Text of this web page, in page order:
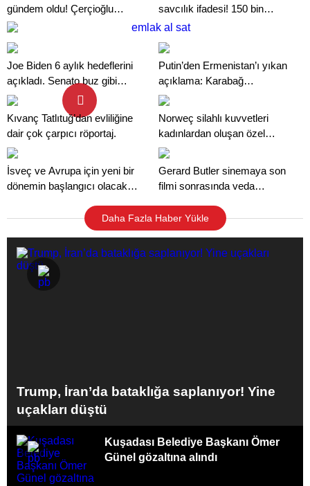
gündem oldu! Çerçioğlu
hakkında çok sayıda suç
savcılık ifadesi! 150 bin
dolarlık rüşvet iddiası soruldu
Joe Biden 6 aylık hedeflerini
açıkladı. Senato buz gibi…
Putin’den Ermenistan’ı yıkan
açıklama: Karabağ
Azerbaycan’ın ayrılmaz bir
Kıvanç Tatlıtuğ’dan evliliğine
dair çok çarpıcı röportaj.
Norweç silahlı kuvvetleri
kadınlardan oluşan özel
kuvvetler eğitimlerini başlattı.
İsveç ve Avrupa için yeni bir
dönemin başlangıcı olacak
Gerard Butler sinemaya son
filmi sonrasında veda
Daha Fazla Haber Yükle
Trump, İran’da bataklığa saplanıyor! Yine
uçakları düştü
Kuşadası Belediye Başkanı Ömer
Günel gözaltına alındı